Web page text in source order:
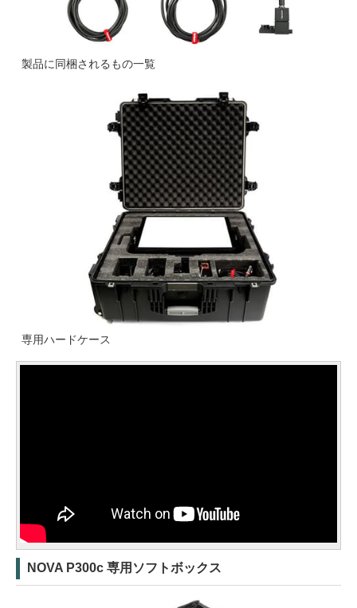
製品に同梱されるもの一覧
専用ハードケース
NOVA P300c 専用ソフトボックス